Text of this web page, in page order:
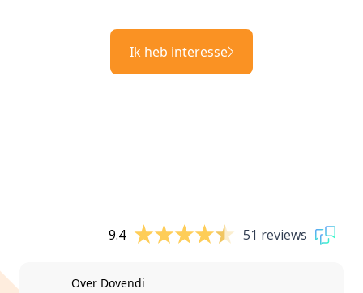
Ik heb interesse
9.4 51 reviews
Over Dovendi